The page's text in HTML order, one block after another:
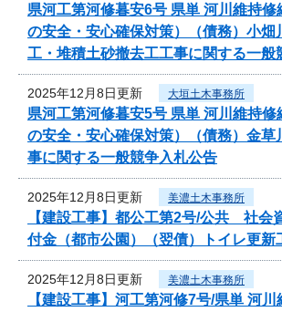
県河工第河修暮安6号 県単 河川維持修
の安全・安心確保対策）（債務）小畑
工・堆積土砂撤去工工事に関する一般
2025年12月8日更新 大垣土木事務所
県河工第河修暮安5号 県単 河川維持修
の安全・安心確保対策）（債務）金草
事に関する一般競争入札公告
2025年12月8日更新 美濃土木事務所
【建設工事】都公工第2号/公共 社会
付金（都市公園）（翌債）トイレ更新
2025年12月8日更新 美濃土木事務所
【建設工事】河工第河修7号/県単 河